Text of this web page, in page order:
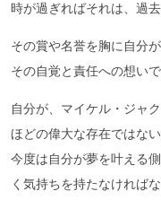
時が過ぎればそれは、過
その賞や名誉を胸に自分
その自覚と責任への想いで
自分が、マイケル・ジャ
ほどの偉大な存在ではない
今度は自分が夢を叶える
く気持ちを持たなければ